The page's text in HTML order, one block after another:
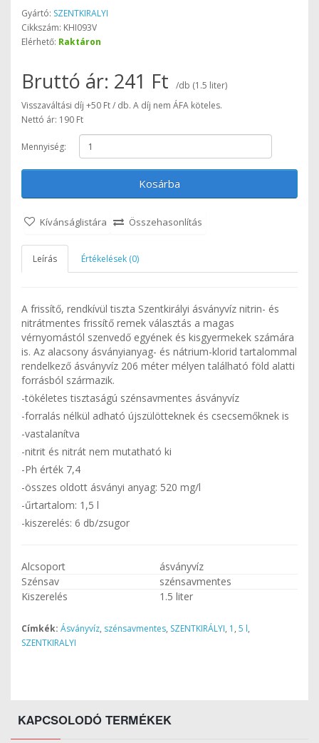
Gyártó: SZENTKIRALYI
Cikkszám: KHI093V
Elérhető: Raktáron
Bruttó ár: 241 Ft
/db (1.5 liter)
Visszaváltási díj +50 Ft / db. A díj nem ÁFA köteles.
Nettó ár: 190 Ft
Mennyiség:
Kosárba
Kívánságlistára Összehasonlítás
Leírás Értékelések (0)
A frissítő, rendkívül tiszta Szentkirályi ásványvíz nitrin- és
nitrátmentes frissítő remek választás a magas
vérnyomástól szenvedő egyének és kisgyermekek számára
is. Az alacsony ásványianyag- és nátrium-klorid tartalommal
rendelkező ásványvíz 206 méter mélyen található föld alatti
forrásból származik.
-tökéletes tisztaságú szénsavmentes ásványvíz
-forralás nélkül adható újszülötteknek és csecsemőknek is
-vastalanítva
-nitrit és nitrát nem mutatható ki
-Ph érték 7,4
-összes oldott ásványi anyag: 520 mg/l
-űrtartalom: 1,5 l
-kiszerelés: 6 db/zsugor
Alcsoport
ásványvíz
Szénsav
szénsavmentes
Kiszerelés
1.5 liter
Címkék: Ásványvíz, szénsavmentes, SZENTKIRÁLYI, 1 , 5 l,
SZENTKIRALYI
KAPCSOLODÓ TERMÉKEK